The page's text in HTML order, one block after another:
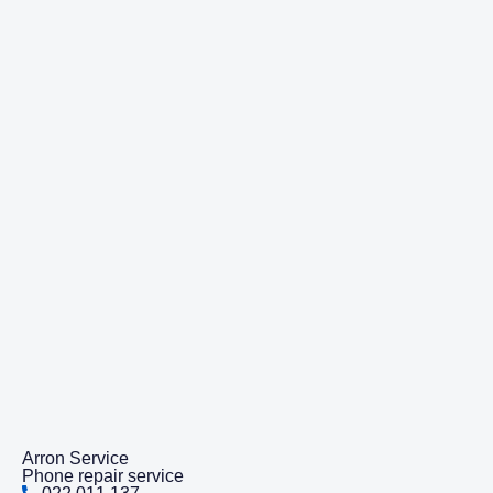
Arron Service
Phone repair service